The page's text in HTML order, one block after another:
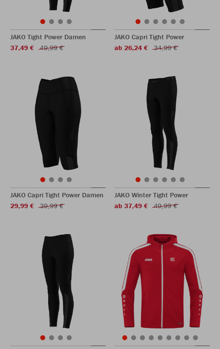
JAKO Tight Power Damen
37,49 €
49,99 €
JAKO Capri Tight Power
ab 26,24 €
34,99 €
JAKO Capri Tight Power Damen
29,99 €
39,99 €
JAKO Winter Tight Power
ab 37,49 €
49,99 €